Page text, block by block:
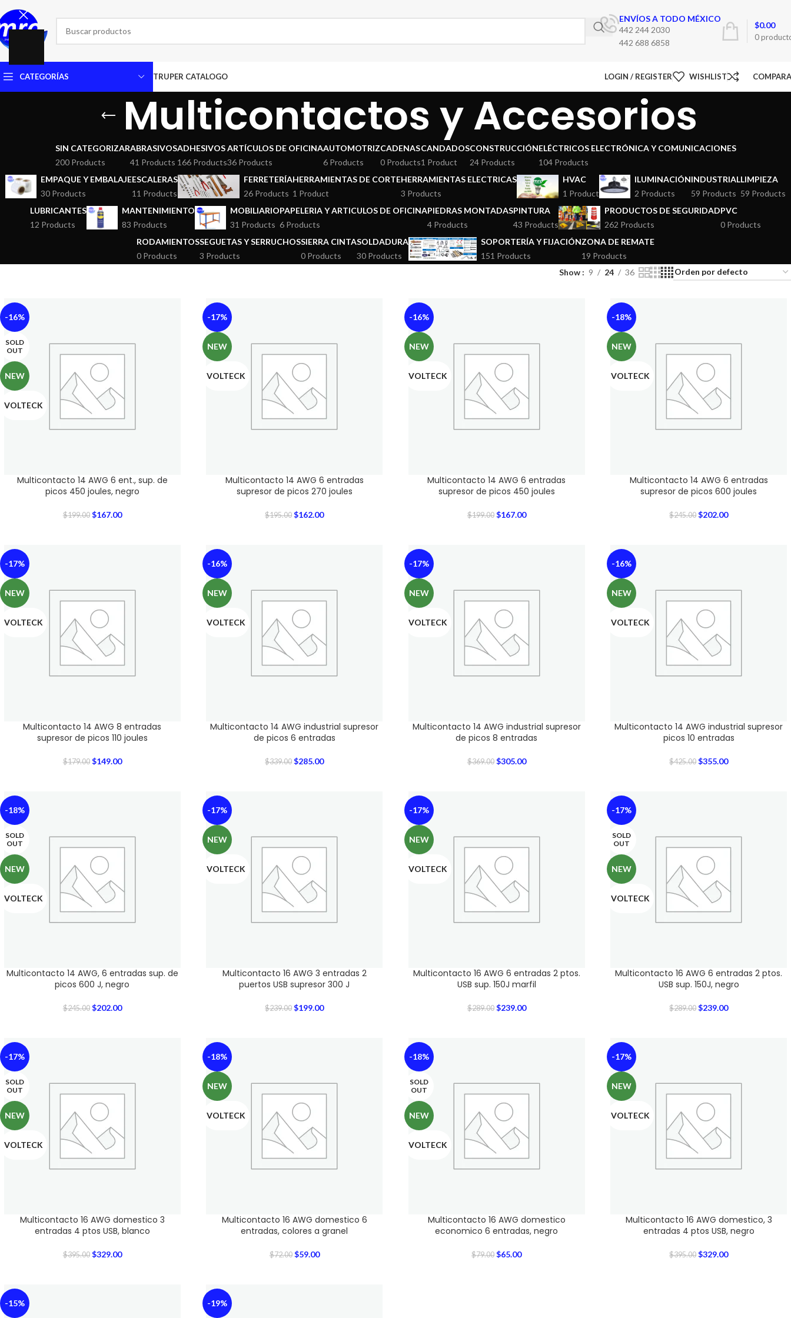
ENVÍOS A TODO MÉXICO
442 244 2030
442 688 6858
0
$0.00
CATEGORÍAS TRUPER CATALOGO LOGIN / REGISTER WISHLIST
Multicontactos y Accesorios
SIN CATEGORIZAR
200 Products
ABRASIVOS
41 Products
ADHESIVOS
166 Products
ARTÍCULOS DE OFICINA
36 Products
AUTOMOTRIZ
6 Products
CADENAS
0 Products
CANDADOS
1 Product
CONSTRUCCIÓN
24 Products
ELÉCTRICOS ELECTRÓNICA Y COMUNICACIONES
104 Products
EMPAQUE Y EMBALAJE
30 Products
ESCALERAS
11 Products
FERRETERÍA
26 Products
HERRAMIENTAS DE CORTE
1 Product
HERRAMIENTAS ELECTRICAS
3 Products
HVAC
1 Product
ILUMINACIÓN
2 Products
INDUSTRIAL
59 Products
LIMPIEZA
59 Products
LUBRICANTES
12 Products
MANTENIMIENTO
83 Products
MOBILIARIO
31 Products
PAPELERIA Y ARTICULOS DE OFICINA
6 Products
PIEDRAS MONTADAS
4 Products
PINTURA
43 Products
PRODUCTOS DE SEGURIDAD
262 Products
PVC
0 Products
RODAMIENTOS
0 Products
SEGUETAS Y SERRUCHOS
3 Products
SIERRA CINTA
0 Products
SOLDADURA
30 Products
SOPORTERÍA Y FIJACIÓN
151 Products
ZONA DE REMATE
19 Products
Show
9 24 36
-16%
SOLD
OUT
NEW
VOLTECK
Multicontacto 14 AWG 6 ent., sup. de
picos 450 joules, negro
$199.00 $167.00
-17%
NEW
VOLTECK
Multicontacto 14 AWG 6 entradas
supresor de picos 270 joules
$195.00 $162.00
-16%
NEW
VOLTECK
Multicontacto 14 AWG 6 entradas
supresor de picos 450 joules
$199.00 $167.00
-18%
NEW
VOLTECK
Multicontacto 14 AWG 6 entradas
supresor de picos 600 joules
$245.00 $202.00
-17%
NEW
VOLTECK
Multicontacto 14 AWG 8 entradas
supresor de picos 110 joules
$179.00 $149.00
-16%
NEW
VOLTECK
Multicontacto 14 AWG industrial supresor
de picos 6 entradas
$339.00 $285.00
-17%
NEW
VOLTECK
Multicontacto 14 AWG industrial supresor
de picos 8 entradas
$369.00 $305.00
-16%
NEW
VOLTECK
Multicontacto 14 AWG industrial supresor
picos 10 entradas
$425.00 $355.00
-18%
SOLD
OUT
NEW
VOLTECK
Multicontacto 14 AWG, 6 entradas sup. de
picos 600 J, negro
$245.00 $202.00
-17%
NEW
VOLTECK
Multicontacto 16 AWG 3 entradas 2
puertos USB supresor 300 J
$239.00 $199.00
-17%
NEW
VOLTECK
Multicontacto 16 AWG 6 entradas 2 ptos.
USB sup. 150J marfil
$289.00 $239.00
-17%
SOLD
OUT
NEW
VOLTECK
Multicontacto 16 AWG 6 entradas 2 ptos.
USB sup. 150J, negro
$289.00 $239.00
-17%
SOLD
OUT
NEW
VOLTECK
Multicontacto 16 AWG domestico 3
entradas 4 ptos USB, blanco
$395.00 $329.00
-18%
NEW
VOLTECK
Multicontacto 16 AWG domestico 6
entradas, colores a granel
$72.00 $59.00
-18%
SOLD
OUT
NEW
VOLTECK
Multicontacto 16 AWG domestico
economico 6 entradas, negro
$79.00 $65.00
-17%
NEW
VOLTECK
Multicontacto 16 AWG domestico, 3
entradas 4 ptos USB, negro
$395.00 $329.00
-15% -19%